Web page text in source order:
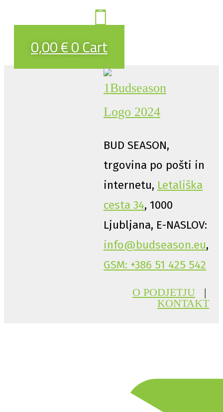
0,00€0Cart
BUD SEASON,
trgovina po pošti in
internetu, Letališka
cesta 34, 1000
Ljubljana, E-NASLOV:
info@budseason.eu,
GSM: +386 51 425 542
O PODJETJU |
KONTAKT